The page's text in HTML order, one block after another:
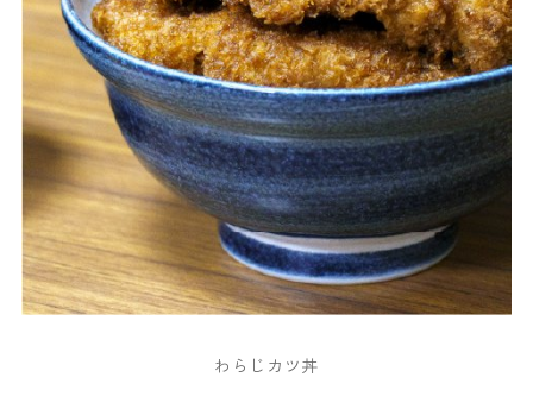
わらじカツ丼